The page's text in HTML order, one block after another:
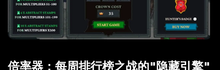
倍率器：每周排行榜之战的"隐藏引擎"